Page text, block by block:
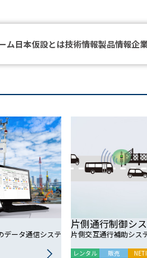
ム日本仮設とは技術情報製品情報企
データ通信システ
片側通行制御シ
片側交互通行補助シス
レンタル 販売